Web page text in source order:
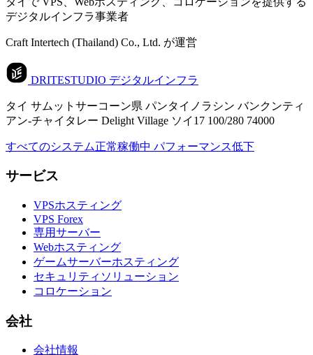
デジタルインフラ事業者
Craft Intertech (Thailand) Co., Ltd. が運営
DRITESTUDIO デジタルインフラ
タイ サムットサーコーン県 パンタイノラシン バンクンティ
アン-チャイタレー Delight Village ソイ17 100/280 74000
すべてのシステム正常稼働中 パフォーマンス低下
サービス
VPSホスティング
VPS Forex
専用サーバー
Webホスティング
ゲームサーバーホスティング
セキュリティソリューション
コロケーション
会社
会社情報